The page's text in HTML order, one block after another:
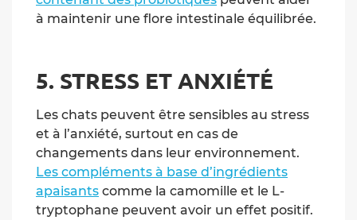
à maintenir une flore intestinale équilibrée.
5. STRESS ET ANXIÉTÉ
Les chats peuvent être sensibles au stress
et à l’anxiété, surtout en cas de
changements dans leur environnement.
Les compléments à base d’ingrédients
apaisants comme la camomille et le L-
tryptophane peuvent avoir un effet positif.